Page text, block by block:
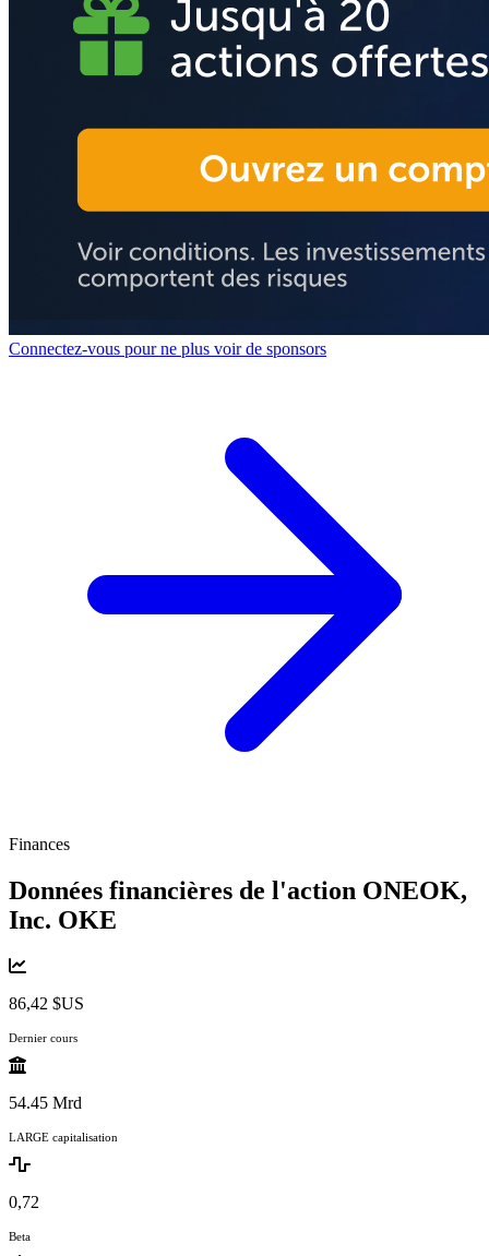
Connectez-vous pour ne plus voir de sponsors
Finances
Données financières de l'action ONEOK,
Inc. OKE
86,42 $US
Dernier cours
54.45 Mrd
LARGE capitalisation
0,72
Beta